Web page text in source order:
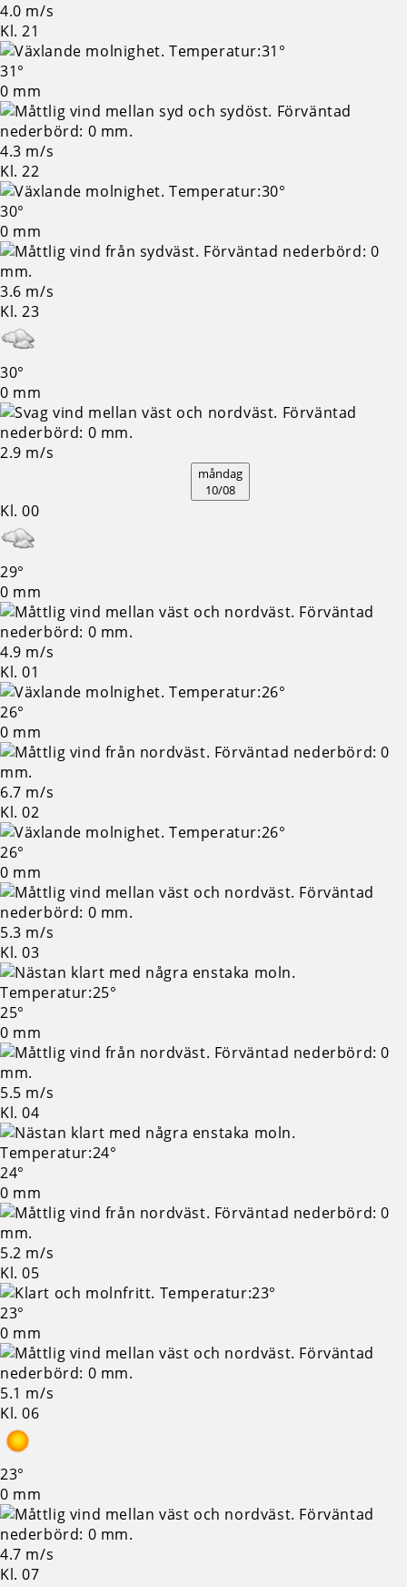
4.0 m/s
Kl. 21
31°
0 mm
4.3 m/s
Kl. 22
30°
0 mm
3.6 m/s
Kl. 23
30°
0 mm
2.9 m/s
måndag
10/08
Kl. 00
29°
0 mm
4.9 m/s
Kl. 01
26°
0 mm
6.7 m/s
Kl. 02
26°
0 mm
5.3 m/s
Kl. 03
25°
0 mm
5.5 m/s
Kl. 04
24°
0 mm
5.2 m/s
Kl. 05
23°
0 mm
5.1 m/s
Kl. 06
23°
0 mm
4.7 m/s
Kl. 07